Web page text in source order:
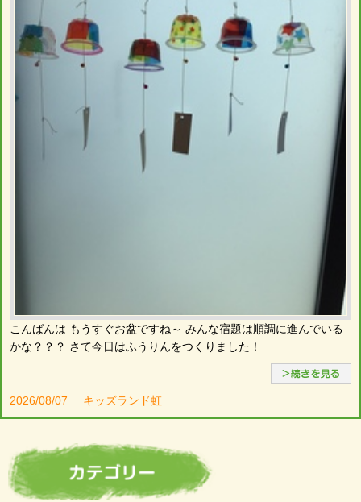
こんばんは もうすぐお盆ですね～ みんな宿題は順調に進んでいる
かな？？？ さて今日はふうりんをつくりました！
2026/08/07 キッズランド虹